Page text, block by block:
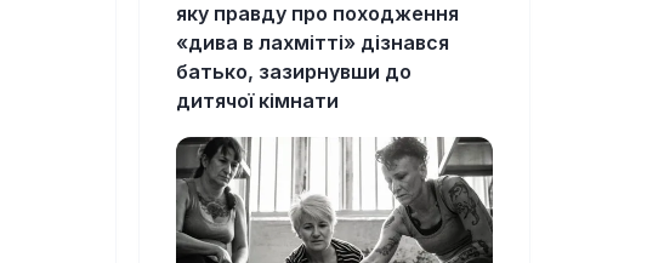
яку правду про походження
«дива в лахмітті» дізнався
батько, зазирнувши до
дитячої кімнати